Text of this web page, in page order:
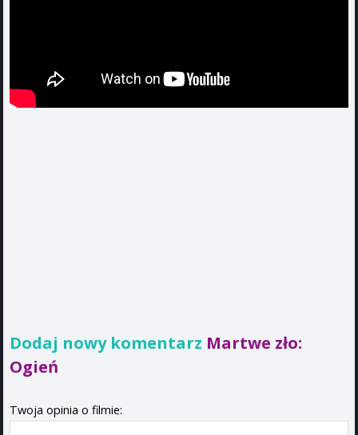
Dodaj nowy komentarz Martwe zło:
Ogień
Twoja opinia o filmie: